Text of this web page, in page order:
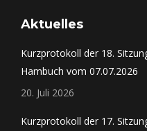
Aktuelles
Kurzprotokoll der 18.
Hambuch vom 07.07.2026
20. Juli 2026
Kurzprotokoll der 17.